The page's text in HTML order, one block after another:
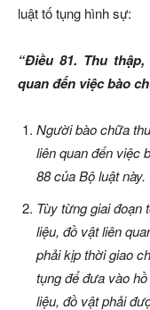
luật tố tụng hình sự:
“Điều 81. Thu
quan đến việc bào
Người bào chữa
liên quan đến việc
88 của Bộ luật này.
Tùy từng giai đoạn
liệu, đồ vật liên
phải kịp thời giao
tụng để đưa vào
liệu, đồ vật phải